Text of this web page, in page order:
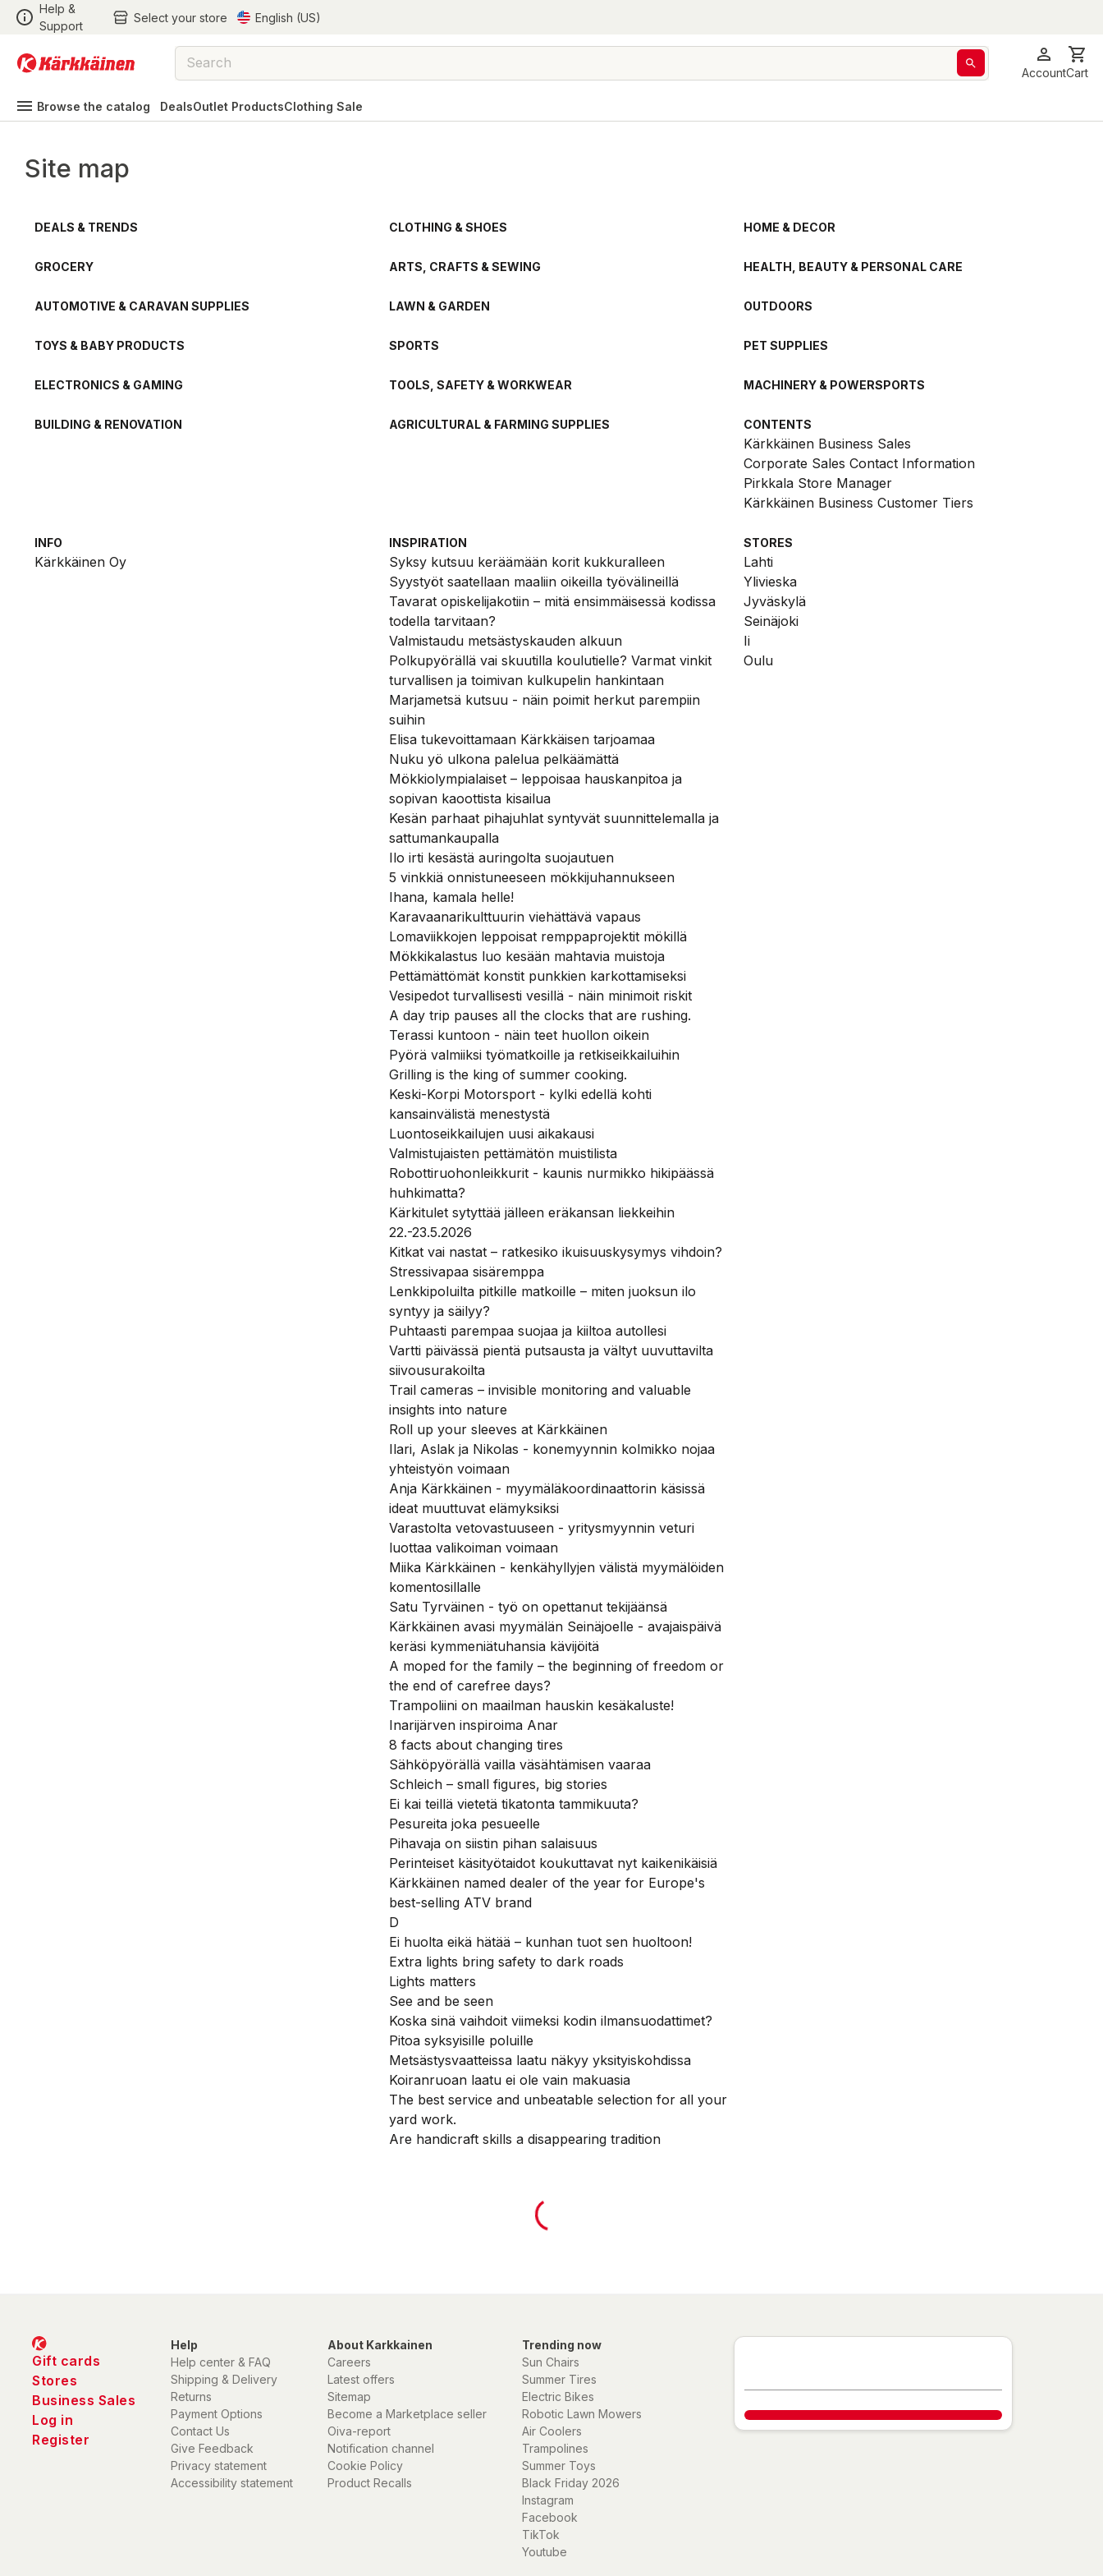
Help &
Support
Select your store English (US)
AccountCart
Browse the catalog DealsOutlet ProductsClothing Sale
Site map
DEALS & TRENDS CLOTHING & SHOES HOME & DECOR
GROCERY ARTS, CRAFTS & SEWING HEALTH, BEAUTY & PERSONAL CARE
AUTOMOTIVE & CARAVAN SUPPLIES LAWN & GARDEN OUTDOORS
TOYS & BABY PRODUCTS SPORTS PET SUPPLIES
ELECTRONICS & GAMING TOOLS, SAFETY & WORKWEAR MACHINERY & POWERSPORTS
BUILDING & RENOVATION AGRICULTURAL & FARMING SUPPLIES CONTENTS
Kärkkäinen Business Sales
Corporate Sales Contact Information
Pirkkala Store Manager
Kärkkäinen Business Customer Tiers
INFO
Kärkkäinen Oy
INSPIRATION
Syksy kutsuu keräämään korit kukkuralleen
Syystyöt saatellaan maaliin oikeilla työvälineillä
Tavarat opiskelijakotiin – mitä ensimmäisessä kodissa
todella tarvitaan?
Valmistaudu metsästyskauden alkuun
Polkupyörällä vai skuutilla koulutielle? Varmat vinkit
turvallisen ja toimivan kulkupelin hankintaan
Marjametsä kutsuu - näin poimit herkut parempiin
suihin
Elisa tukevoittamaan Kärkkäisen tarjoamaa
Nuku yö ulkona palelua pelkäämättä
Mökkiolympialaiset – leppoisaa hauskanpitoa ja
sopivan kaoottista kisailua
Kesän parhaat pihajuhlat syntyvät suunnittelemalla ja
sattumankaupalla
Ilo irti kesästä auringolta suojautuen
5 vinkkiä onnistuneeseen mökkijuhannukseen
Ihana, kamala helle!
Karavaanarikulttuurin viehättävä vapaus
Lomaviikkojen leppoisat remppaprojektit mökillä
Mökkikalastus luo kesään mahtavia muistoja
Pettämättömät konstit punkkien karkottamiseksi
Vesipedot turvallisesti vesillä - näin minimoit riskit
A day trip pauses all the clocks that are rushing.
Terassi kuntoon - näin teet huollon oikein
Pyörä valmiiksi työmatkoille ja retkiseikkailuihin
Grilling is the king of summer cooking.
Keski-Korpi Motorsport - kylki edellä kohti
kansainvälistä menestystä
Luontoseikkailujen uusi aikakausi
Valmistujaisten pettämätön muistilista
Robottiruohonleikkurit - kaunis nurmikko hikipäässä
huhkimatta?
Kärkitulet sytyttää jälleen eräkansan liekkeihin
22.-23.5.2026
Kitkat vai nastat – ratkesiko ikuisuuskysymys vihdoin?
Stressivapaa sisäremppa
Lenkkipoluilta pitkille matkoille – miten juoksun ilo
syntyy ja säilyy?
Puhtaasti parempaa suojaa ja kiiltoa autollesi
Vartti päivässä pientä putsausta ja vältyt uuvuttavilta
siivousurakoilta
Trail cameras – invisible monitoring and valuable
insights into nature
Roll up your sleeves at Kärkkäinen
Ilari, Aslak ja Nikolas - konemyynnin kolmikko nojaa
yhteistyön voimaan
Anja Kärkkäinen - myymäläkoordinaattorin käsissä
ideat muuttuvat elämyksiksi
Varastolta vetovastuuseen - yritysmyynnin veturi
luottaa valikoiman voimaan
Miika Kärkkäinen - kenkähyllyjen välistä myymälöiden
komentosillalle
Satu Tyrväinen - työ on opettanut tekijäänsä
Kärkkäinen avasi myymälän Seinäjoelle - avajaispäivä
keräsi kymmeniätuhansia kävijöitä
A moped for the family – the beginning of freedom or
the end of carefree days?
Trampoliini on maailman hauskin kesäkaluste!
Inarijärven inspiroima Anar
8 facts about changing tires
Sähköpyörällä vailla väsähtämisen vaaraa
Schleich – small figures, big stories
Ei kai teillä vietetä tikatonta tammikuuta?
Pesureita joka pesueelle
Pihavaja on siistin pihan salaisuus
Perinteiset käsityötaidot koukuttavat nyt kaikenikäisiä
Kärkkäinen named dealer of the year for Europe's
best-selling ATV brand
D
Ei huolta eikä hätää – kunhan tuot sen huoltoon!
Extra lights bring safety to dark roads
Lights matters
See and be seen
Koska sinä vaihdoit viimeksi kodin ilmansuodattimet?
Pitoa syksyisille poluille
Metsästysvaatteissa laatu näkyy yksityiskohdissa
Koiranruoan laatu ei ole vain makuasia
The best service and unbeatable selection for all your
yard work.
Are handicraft skills a disappearing tradition
STORES
Lahti
Ylivieska
Jyväskylä
Seinäjoki
Ii
Oulu
Gift cards
Stores
Business Sales
Log in
Register
Help
Help center & FAQ
Shipping & Delivery
Returns
Payment Options
Contact Us
Give Feedback
Privacy statement
Accessibility statement
About Karkkainen
Careers
Latest offers
Sitemap
Become a Marketplace seller
Oiva-report
Notification channel
Cookie Policy
Product Recalls
Trending now
Sun Chairs
Summer Tires
Electric Bikes
Robotic Lawn Mowers
Air Coolers
Trampolines
Summer Toys
Black Friday 2026
Instagram
Facebook
TikTok
Youtube